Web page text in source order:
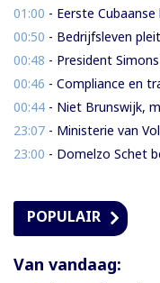
01:00 - Eerste Cubaanse
00:50 - Bedrijfsleven pleit voor
00:48 - President Simons kondigt
00:46 - Compliance en
00:44 - Niet Brunswijk, maar
23:07 - Ministerie van Volksgezondheid
23:00 - Domelzo Schet bezorgt
POPULAIR
Van vandaag: